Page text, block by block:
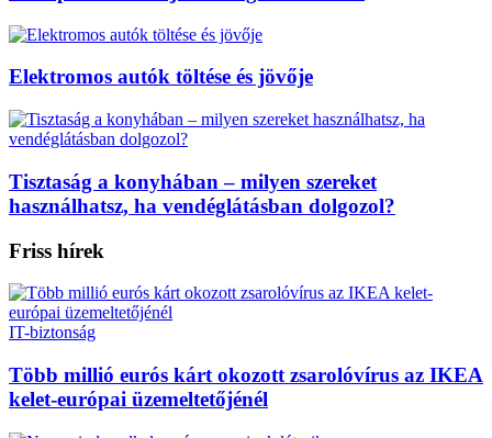
Elektromos autók töltése és jövője
Tisztaság a konyhában – milyen szereket
használhatsz, ha vendéglátásban dolgozol?
Friss hírek
IT-biztonság
Több millió eurós kárt okozott zsarolóvírus az IKEA
kelet-európai üzemeltetőjénél